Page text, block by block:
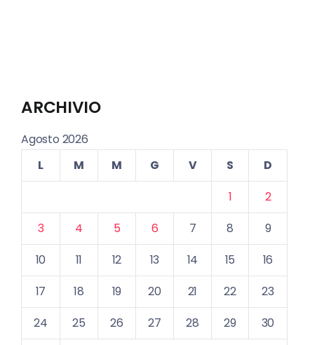
ARCHIVIO
Agosto 2026
L
M M G V S
D
1
2
3
4 5 6 7 8
9
10
11 12 13 14 15
16
17
18 19 20 21 22
23
24
25 26 27 28 29 30